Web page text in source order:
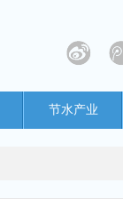
节水产业